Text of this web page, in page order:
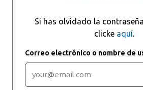
Si has olvidado la
clicke aquí.
Correo electrónico o nombre de